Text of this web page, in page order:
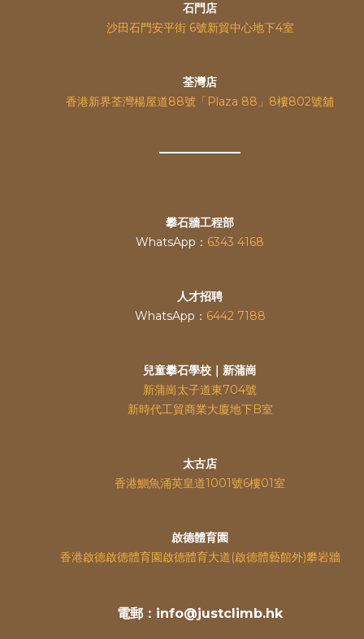
石門店
沙田石門安平街 6號新貿中心地下4室
荃灣店
香港新界荃灣楊屋道88號「Plaza 88」8樓802號舖
攀石牆工程部
WhatsApp： 6343 4168
人才招聘
WhatsApp： 6442 7188
兒童攀石學校｜新蒲崗
新蒲崗太子道東704號
新時代工貿商業大廈地下B室
太古店
香港鰂魚涌英皇道1001號6樓01室
啟德體育園
香港啟德啟德體育園啟德體育大道(啟德體藝館外)攀岩牆
電郵：info@justclimb.hk